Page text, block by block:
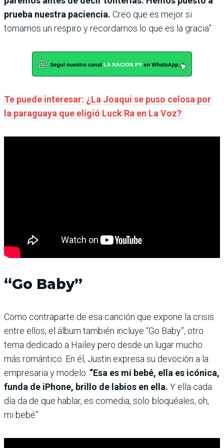
prueba nuestra paciencia. Creo que es mejor si
tomamos un respiro y recordamos lo que es la gracia”.
Te puede interesar: ¿La Joaqui se puso celosa por
la paraguaya que eligió Luck Ra en La Voz?
“Go Baby”
Como contraparte de esa canción que expone la crisis
entre ellos, el álbum también incluye “Go Baby”, otro
tema dedicado a Hailey pero desde un lugar mucho
más romántico. En él, Justin expresa su devoción a la
empresaria y modelo: “Esa es mi bebé, ella es icónica,
funda de iPhone, brillo de labios en ella. Y ella cada
día da de que hablar, es comedia, solo bloquéales, oh,
mi bebé”